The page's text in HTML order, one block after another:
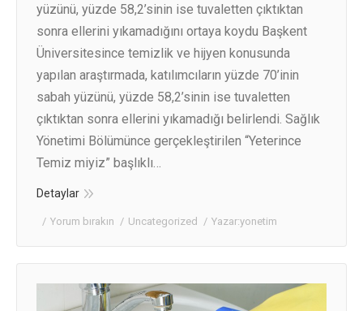
yüzünü, yüzde 58,2’sinin ise tuvaletten çıktıktan
sonra ellerini yıkamadığını ortaya koydu Başkent
Üniversitesince temizlik ve hijyen konusunda
yapılan araştırmada, katılımcıların yüzde 70’inin
sabah yüzünü, yüzde 58,2’sinin ise tuvaletten
çıktıktan sonra ellerini yıkamadığı belirlendi. Sağlık
Yönetimi Bölümünce gerçekleştirilen “Yeterince
Temiz miyiz” başlıklı…
Detaylar
Yorum bırakın Uncategorized Yazar:yonetim